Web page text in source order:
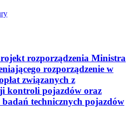
rozporządzenia Ministra
rozporządzenie w
związanych z
kontroli pojazdów oraz
technicznych pojazdów